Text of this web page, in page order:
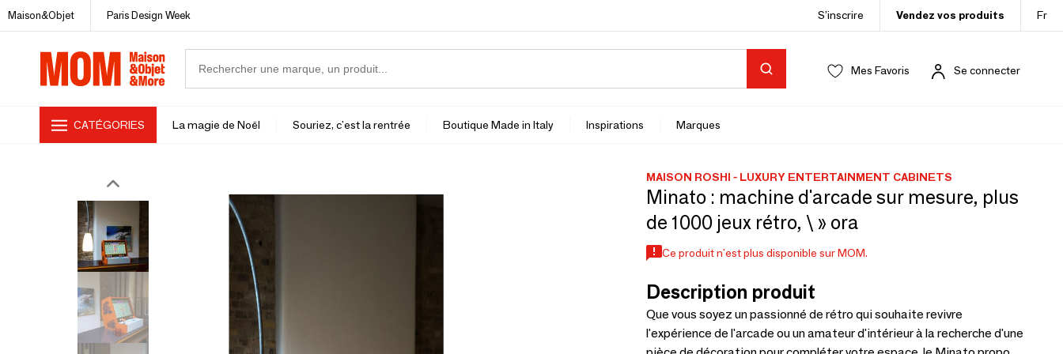
Maison&Objet Paris Design Week S’inscrire Vendez vos produits Fr
Mes Favoris Se connecter
CATÉGORIES La magie de Noël Souriez, c'est la rentrée Boutique Made in Italy Inspirations Marques
MAISON ROSHI - LUXURY ENTERTAINMENT CABINETS
Minato : machine d'arcade sur mesure, plus
de 1000 jeux rétro, \ » ora
Ce produit n'est plus disponible sur MOM.
Description produit
Que vous soyez un passionné de rétro qui souhaite revivre
l'expérience de l'arcade ou un amateur d'intérieur à la recherche d'une